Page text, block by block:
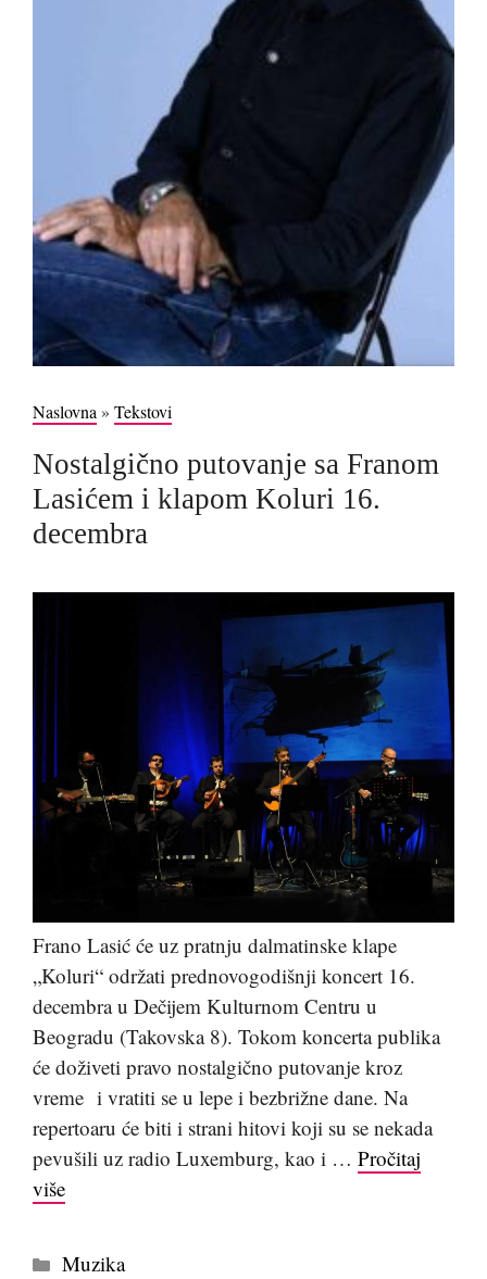
Naslovna» Tekstovi
Nostalgično putovanje sa Franom
Lasićem i klapom Koluri 16.
decembra
Frano Lasić će uz pratnju dalmatinske klape
„Koluri“ održati prednovogodišnji koncert 16.
decembra u Dečijem Kulturnom Centru u
Beogradu (Takovska 8). Tokom koncerta publika
će doživeti pravo nostalgično putovanje kroz
vreme i vratiti se u lepe i bezbrižne dane. Na
repertoaru će biti i strani hitovi koji su se nekada
pevušili uz radio Luxemburg, kao i … Pročitaj
više
Kategorije
Muzika